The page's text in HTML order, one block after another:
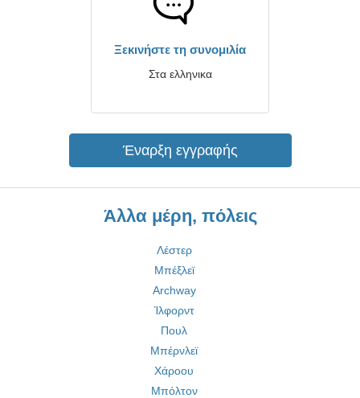
Ξεκινήστε τη συνομιλία
Στα ελληνικα
Έναρξη εγγραφής
Άλλα μέρη, πόλεις
Λέστερ
Μπέξλεϊ
Archway
Ίλφορντ
Πουλ
Μπέρνλεϊ
Χάροου
Μπόλτον